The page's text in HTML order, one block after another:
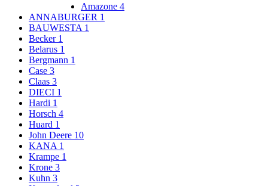
Amazone 4
ANNABURGER 1
BAUWESTA 1
Becker 1
Belarus 1
Bergmann 1
Case 3
Claas 3
DIECI 1
Hardi 1
Horsch 4
Huard 1
John Deere 10
KANA 1
Krampe 1
Krone 3
Kuhn 3